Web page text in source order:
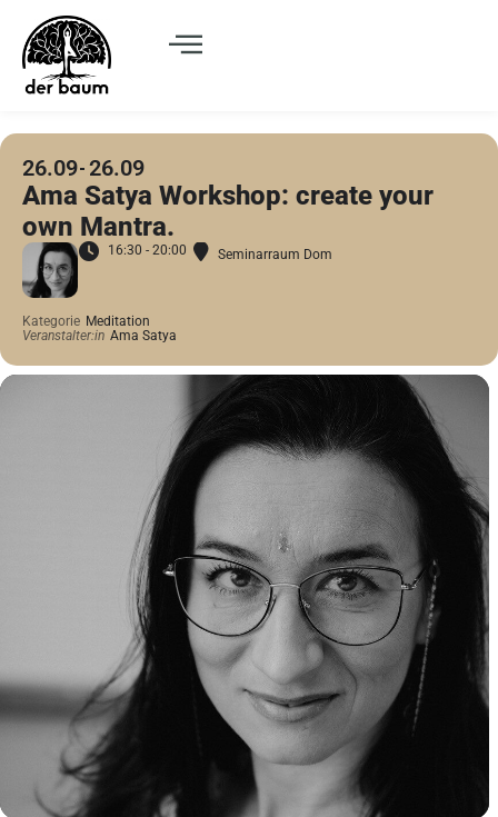
26.09 26.09
Ama Satya Workshop: create your
own Mantra.
16:30 - 20:00 Seminarraum Dom
Kategorie Meditation
Veranstalter:in Ama Satya